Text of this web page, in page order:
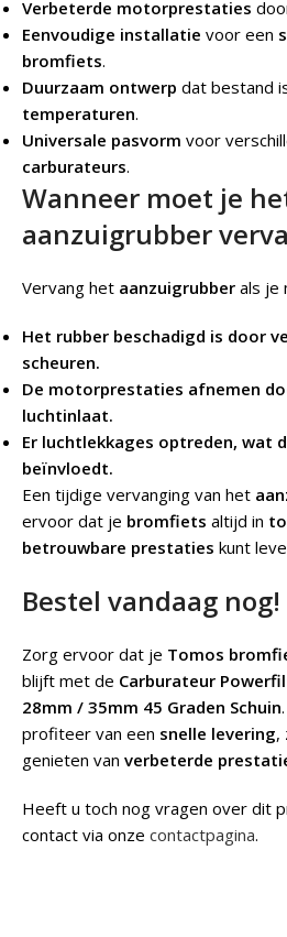
Verbeterde motorprestaties
Eenvoudige installatie voor een
bromfiets.
Duurzaam ontwerp dat bestand
temperaturen.
Universale pasvorm voor
carburateurs.
Wanneer moet je
aanzuigrubber
Vervang het aanzuigrubber als je
Het rubber beschadigd is door
scheuren.
De motorprestaties afnemen
luchtinlaat.
Er luchtlekkages optreden, wat
beïnvloedt.
Een tijdige vervanging van het
ervoor dat je bromfiets altijd in
betrouwbare prestaties kunt
Bestel vandaag nog!
Zorg ervoor dat je Tomos
blijft met de Carburateur
28mm / 35mm 45 Graden Schuin
profiteer van een snelle levering,
genieten van verbeterde
Heeft u toch nog vragen over dit
contact via onze contactpagina.